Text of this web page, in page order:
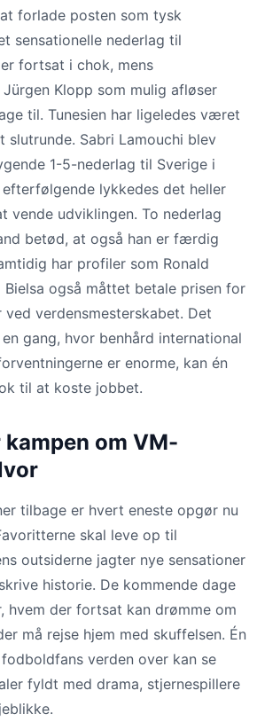
forlade posten som tysk
sensationelle nederlag til
fortsat i chok, mens
Klopp som mulig afløser
til. Tunesien har ligeledes været
slutrunde. Sabri Lamouchi blev
1-5-nederlag til Sverige i
lykkedes det heller
vende udviklingen. To nederlag
betød, at også han er færdig
har profiler som Ronald
Bielsa også måttet betale prisen for
verdensmesterskabet. Det
gang, hvor benhård international
er enorme, kan én
til at koste jobbet.
om VM-
tilbage er hvert eneste opgør nu
skal leve op til
outsiderne jagter nye sensationer
historie. De kommende dage
hvem der fortsat kan drømme om
må rejse hjem med skuffelsen. Én
verden over kan se
fyldt med drama, stjernespillere